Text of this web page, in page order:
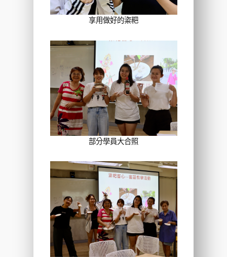
享用做好的粢粑
部分學員大合照